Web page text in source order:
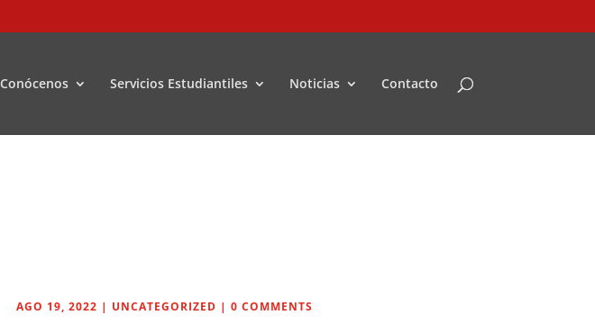
Conócenos Servicios Estudiantiles Noticias Contacto
AGO 19, 2022 | UNCATEGORIZED | 0 COMMENTS